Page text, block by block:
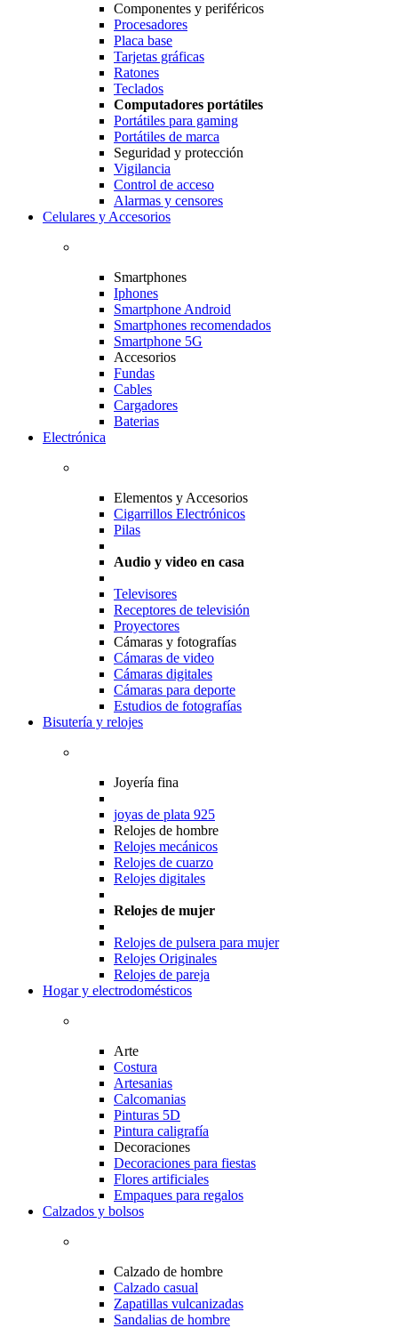
Componentes y periféricos
Procesadores
Placa base
Tarjetas gráficas
Ratones
Teclados
Computadores portátiles
Portátiles para gaming
Portátiles de marca
Seguridad y protección
Vigilancia
Control de acceso
Alarmas y censores
Celulares y Accesorios
Smartphones
Iphones
Smartphone Android
Smartphones recomendados
Smartphone 5G
Accesorios
Fundas
Cables
Cargadores
Baterias
Electrónica
Elementos y Accesorios
Cigarrillos Electrónicos
Pilas
Audio y video en casa
Televisores
Receptores de televisión
Proyectores
Cámaras y fotografías
Cámaras de video
Cámaras digitales
Cámaras para deporte
Estudios de fotografías
Bisutería y relojes
Joyería fina
joyas de plata 925
Relojes de hombre
Relojes mecánicos
Relojes de cuarzo
Relojes digitales
Relojes de mujer
Relojes de pulsera para mujer
Relojes Originales
Relojes de pareja
Hogar y electrodomésticos
Arte
Costura
Artesanias
Calcomanias
Pinturas 5D
Pintura caligrafía
Decoraciones
Decoraciones para fiestas
Flores artificiales
Empaques para regalos
Calzados y bolsos
Calzado de hombre
Calzado casual
Zapatillas vulcanizadas
Sandalias de hombre